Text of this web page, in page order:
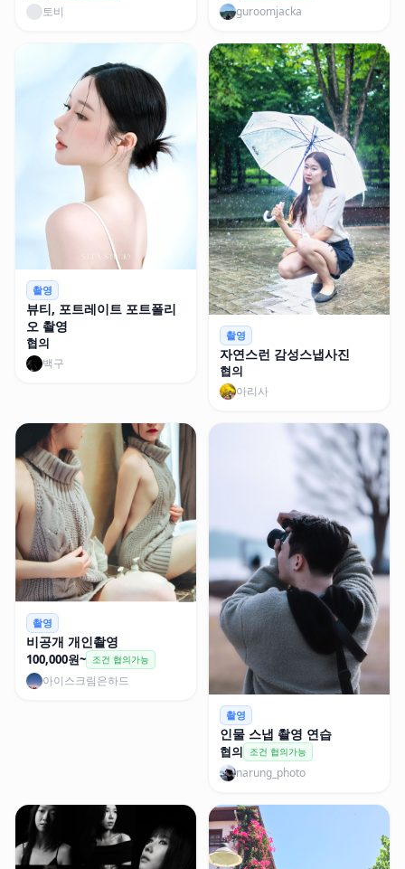
토비 guroomjacka
촬영
뷰티, 포트레이트 포트폴리
오 촬영
협의
백구
촬영
자연스런 감성스냅사진
협의
아리사
촬영
비공개 개인촬영
100,000원~ 조건 협의가능
아이스크림은하드
촬영
인물 스냅 촬영 연습
협의 조건 협의가능
narung_photo